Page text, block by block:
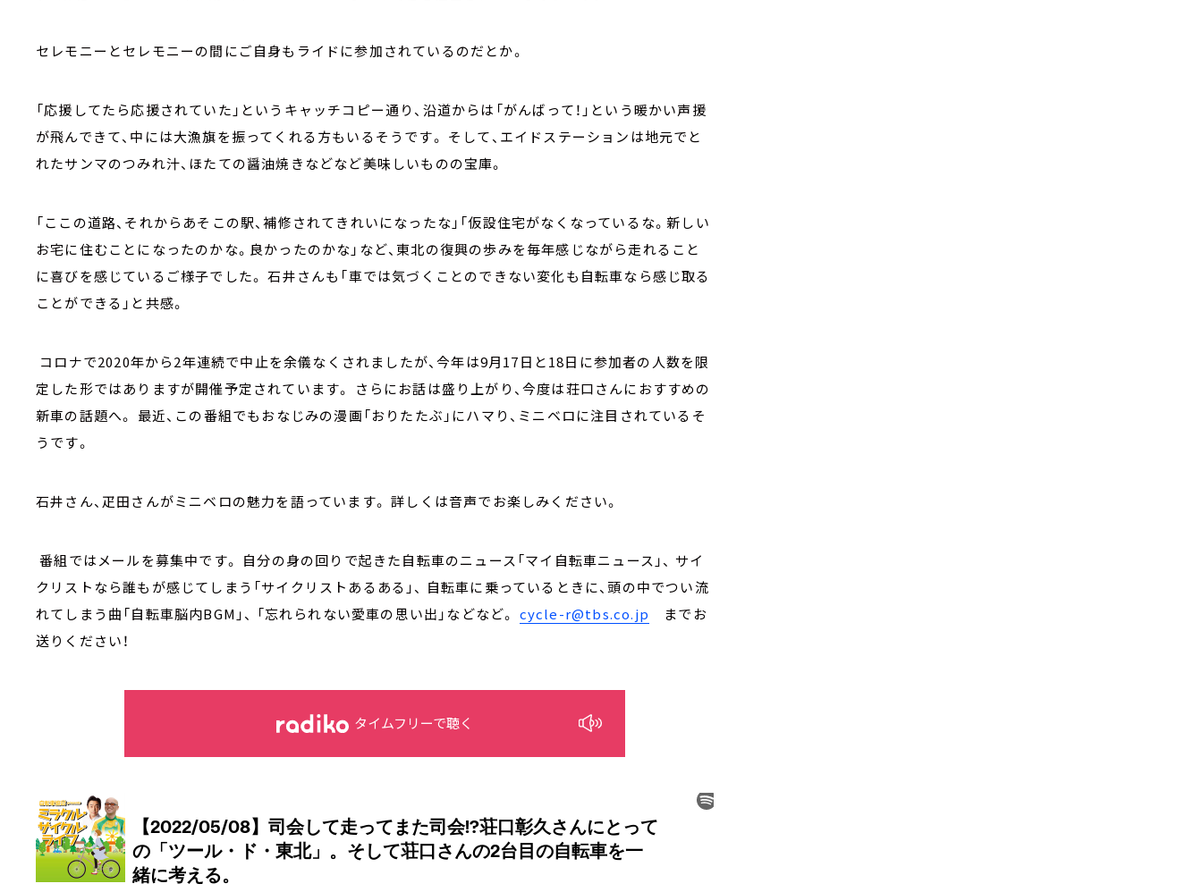
セレモニーとセレモニーの間にご自身もライドに参加されているのだとか。
「応援してたら応援されていた」というキャッチコピー通り、沿道からは「がんばって！」という暖かい声援
が飛んできて、中には大漁旗を振ってくれる方もいるそうです。 そして、エイドステーションは地元でと
れたサンマのつみれ汁、ほたての醤油焼きなどなど美味しいものの宝庫。
「ここの道路、それからあそこの駅、補修されてきれいになったな」「仮設住宅がなくなっているな。新しい
お宅に住むことになったのかな。良かったのかな」など、東北の復興の歩みを毎年感じながら走れること
に喜びを感じているご様子でした。 石井さんも「車では気づくことのできない変化も自転車なら感じ取る
ことができる」と共感。
コロナで2020年から2年連続で中止を余儀なくされましたが、今年は9月17日と18日に参加者の人数を限
定した形ではありますが開催予定されています。 さらにお話は盛り上がり、今度は荘口さんにおすすめの
新車の話題へ。 最近、この番組でもおなじみの漫画「おりたたぶ」にハマり、ミニベロに注目されているそ
うです。
石井さん、疋田さんがミニベロの魅力を語っています。 詳しくは音声でお楽しみください。
番組ではメールを募集中です。 自分の身の回りで起きた自転車のニュース「マイ自転車ニュース」、 サイ
クリストなら誰もが感じてしまう「サイクリストあるある」、 自転車に乗っているときに、頭の中でつい流
れてしまう曲「自転車脳内BGM」、 「忘れられない愛車の思い出」などなど。 cycle-r@tbs.co.jp までお
送りください！
タイムフリーで聴く